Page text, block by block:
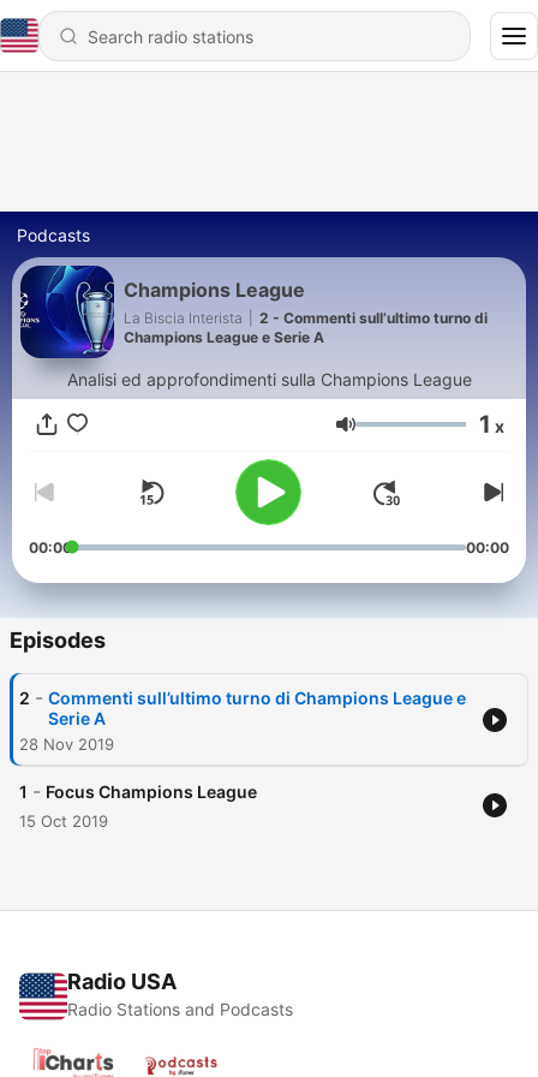
Podcasts
Champions League
La Biscia Interista
2 - Commenti sull’ultimo turno di
Champions League e Serie A
Analisi ed approfondimenti sulla Champions League
Volume 1 x
00:00 00:00
Episodes
2 - Commenti sull’ultimo turno di Champions League e
Serie A
28 Nov 2019
1 - Focus Champions League
15 Oct 2019
Radio USA
Radio Stations and Podcasts